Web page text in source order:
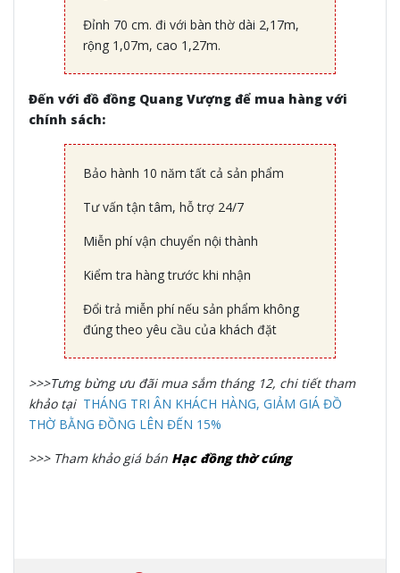
Đỉnh 70 cm. đi với bàn thờ dài 2,17m,
rộng 1,07m, cao 1,27m.
Đến với đồ đồng Quang Vượng để mua hàng với
chính sách:
Bảo hành 10 năm tất cả sản phẩm
Tư vấn tận tâm, hỗ trợ 24/7
Miễn phí vận chuyển nội thành
Kiểm tra hàng trước khi nhận
Đổi trả miễn phí nếu sản phẩm không
đúng theo yêu cầu của khách đặt
>>>Tưng bừng ưu đãi mua sắm tháng 12, chi tiết tham
khảo tại THÁNG TRI ÂN KHÁCH HÀNG, GIẢM GIÁ ĐỒ
THỜ BẰNG ĐỒNG LÊN ĐẾN 15%
>>> Tham khảo giá bán Hạc đồng thờ cúng